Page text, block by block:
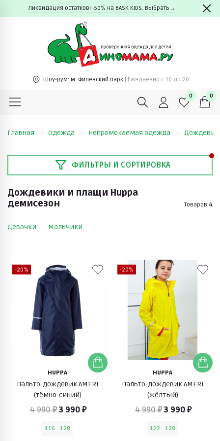
Ликвидация остатков! -50% на BASK KIDS. Выбрать→
Шоу-рум: м. Филевский парк | Ежедневно c 10 до 20
0 0
Главная Одежда Непромокаемая одежда
ФИЛЬТРЫ И СОРТИРОВКА
Дождевики и плащи Huppa
демисезон
Товаров:4
Девочки Мальчики
-20%
HUPPA
Пальто-дождевик AMERI
(тёмно-синий)
4 990 ₽3 990 ₽
116 128
-20%
HUPPA
Пальто-дождевик AMERI
(жёлтый)
4 990 ₽3 990 ₽
122 128